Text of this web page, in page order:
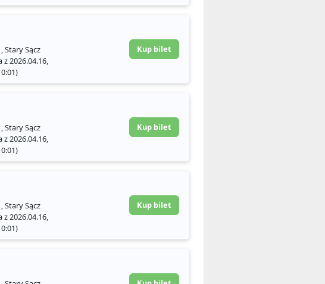
Stary Sącz
z 2026.04.16,
Kup bilet
Stary Sącz
z 2026.04.16,
Kup bilet
Stary Sącz
z 2026.04.16,
Kup bilet